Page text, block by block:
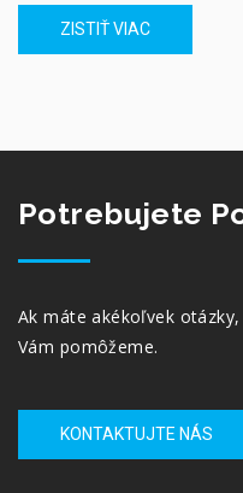
ZISTIŤ VIAC
Potrebujete
Ak máte akékoľvek
Vám pomôžeme.
KONTAKTUJTE NÁS